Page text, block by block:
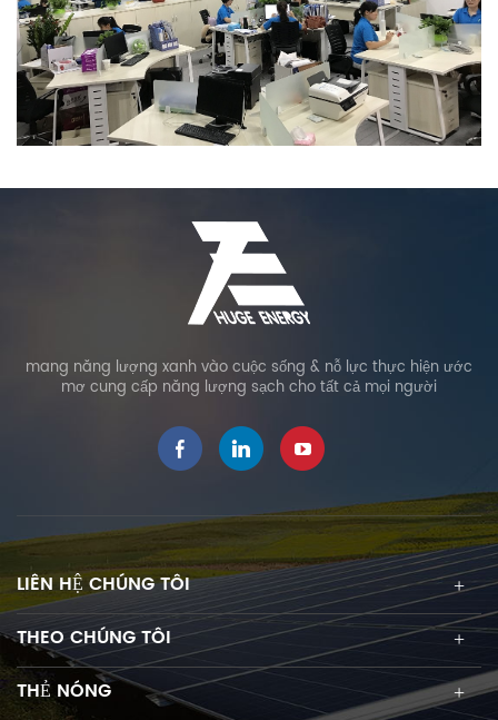
mang năng lượng xanh vào cuộc sống & nỗ lực thực hiện ước
mơ cung cấp năng lượng sạch cho tất cả mọi người
LIÊN HỆ CHÚNG TÔI
THEO CHÚNG TÔI
THẺ NÓNG